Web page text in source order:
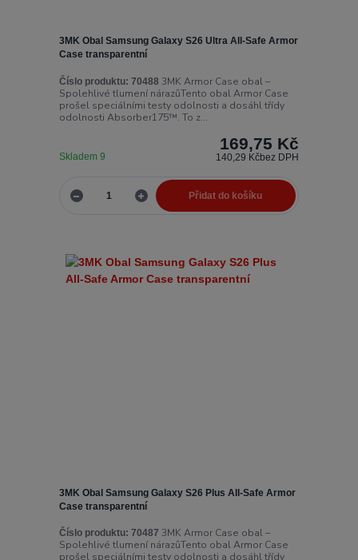
3MK Obal Samsung Galaxy S26 Ultra All-Safe Armor
Case transparentní
Číslo produktu: 70488 3MK Armor Case obal –
Spolehlivé tlumení nárazůTento obal Armor Case
prošel speciálními testy odolnosti a dosáhl třídy
odolnosti Absorber175™. To z...
169,75 Kč
140,29 Kčbez DPH
Skladem 9
Přidat do košíku
3MK Obal Samsung Galaxy S26 Plus All-Safe Armor
Case transparentní
Číslo produktu: 70487 3MK Armor Case obal –
Spolehlivé tlumení nárazůTento obal Armor Case
prošel speciálními testy odolnosti a dosáhl třídy